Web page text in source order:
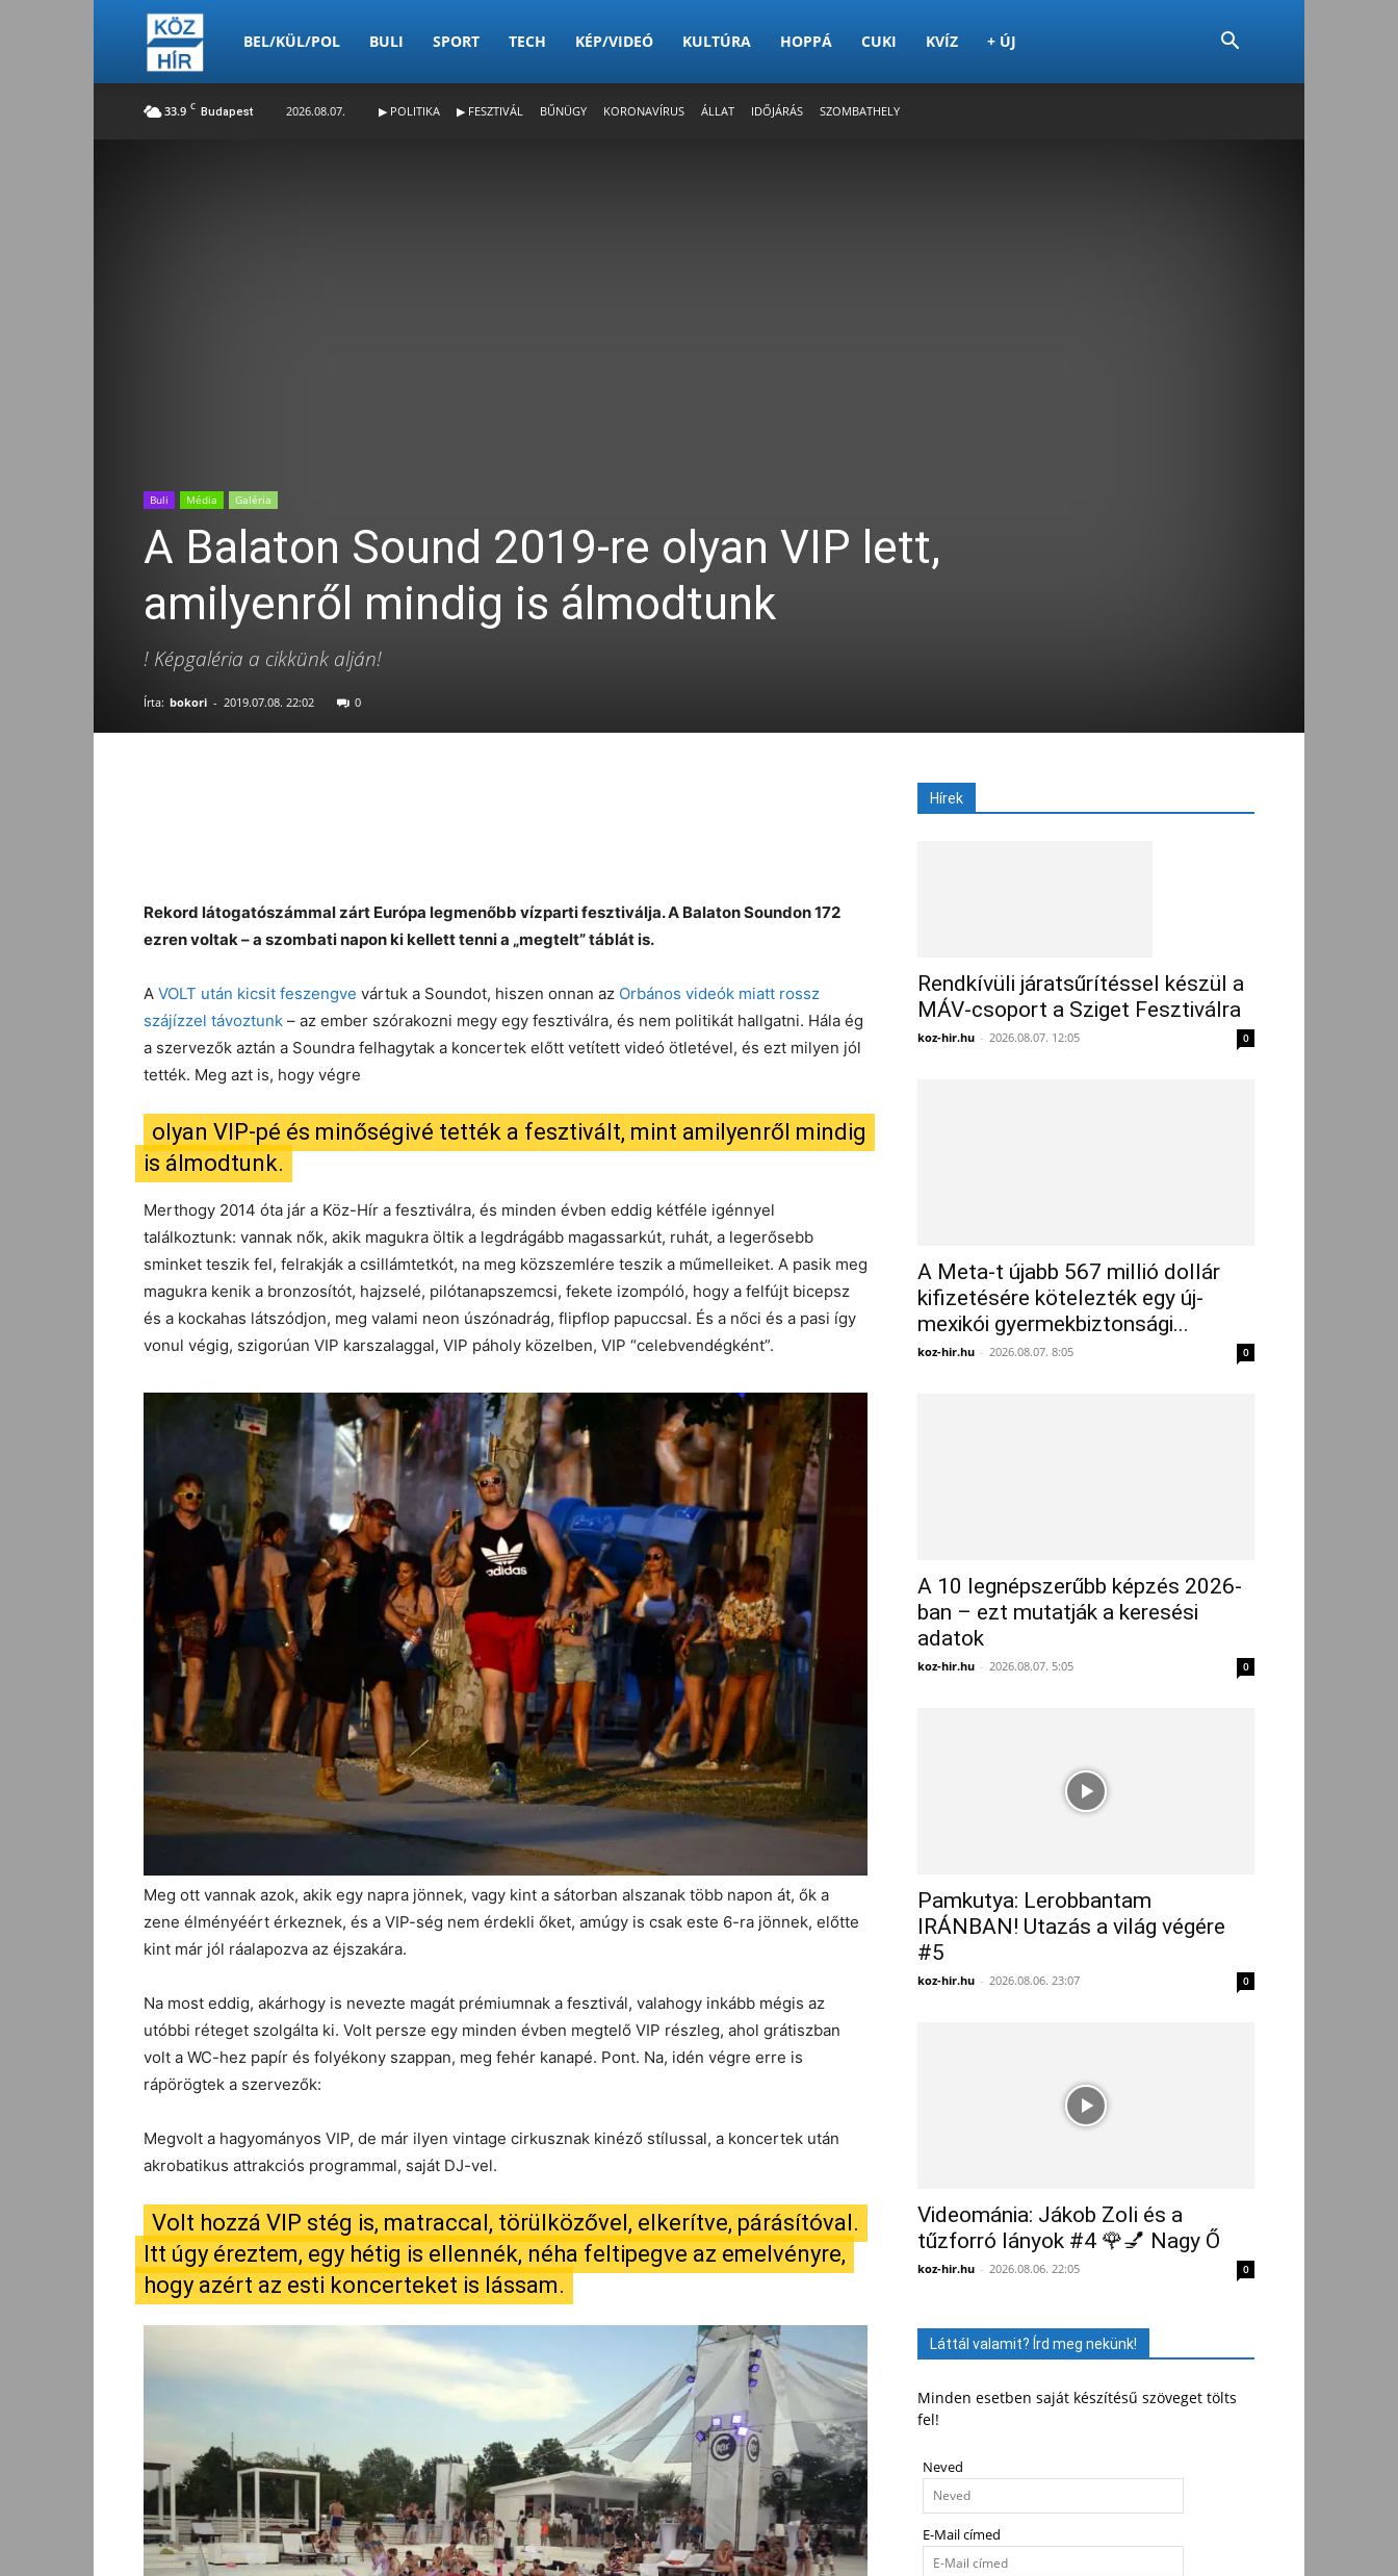
Köz-
Hír
BEL/KÜL/POL BULI SPORT TECH KÉP/VIDEÓ KULTÚRA HOPPÁ CUKI KVÍZ + ÚJ
33.9 C Budapest 2026.08.07. ▶ POLITIKA ▶ FESZTIVÁL BŰNÜGY KORONAVÍRUS ÁLLAT IDŐJÁRÁS SZOMBATHELY
Buli Média Galéria
A Balaton Sound 2019-re olyan VIP lett,
amilyenről mindig is álmodtunk
! Képgaléria a cikkünk alján!
Írta: bokori - 2019.07.08. 22:02 0
Rekord látogatószámmal zárt Európa legmenőbb vízparti fesztiválja. A Balaton Soundon 172
ezren voltak – a szombati napon ki kellett tenni a „megtelt” táblát is.
A VOLT után kicsit feszengve vártuk a Soundot, hiszen onnan az Orbános videók miatt rossz
szájízzel távoztunk – az ember szórakozni megy egy fesztiválra, és nem politikát hallgatni. Hála ég
a szervezők aztán a Soundra felhagytak a koncertek előtt vetített videó ötletével, és ezt milyen jól
tették. Meg azt is, hogy végre
olyan VIP-pé és minőségivé tették a fesztivált, mint amilyenről mindig
is álmodtunk.
Merthogy 2014 óta jár a Köz-Hír a fesztiválra, és minden évben eddig kétféle igénnyel
találkoztunk: vannak nők, akik magukra öltik a legdrágább magassarkút, ruhát, a legerősebb
sminket teszik fel, felrakják a csillámtetkót, na meg közszemlére teszik a műmelleiket. A pasik meg
magukra kenik a bronzosítót, hajzselé, pilótanapszemcsi, fekete izompóló, hogy a felfújt bicepsz
és a kockahas látszódjon, meg valami neon úszónadrág, flipflop papuccsal. És a nőci és a pasi így
vonul végig, szigorúan VIP karszalaggal, VIP páholy közelben, VIP “celebvendégként”.
Meg ott vannak azok, akik egy napra jönnek, vagy kint a sátorban alszanak több napon át, ők a
zene élményéért érkeznek, és a VIP-ség nem érdekli őket, amúgy is csak este 6-ra jönnek, előtte
kint már jól ráalapozva az éjszakára.
Na most eddig, akárhogy is nevezte magát prémiumnak a fesztivál, valahogy inkább mégis az
utóbbi réteget szolgálta ki. Volt persze egy minden évben megtelő VIP részleg, ahol grátiszban
volt a WC-hez papír és folyékony szappan, meg fehér kanapé. Pont. Na, idén végre erre is
rápörögtek a szervezők:
Megvolt a hagyományos VIP, de már ilyen vintage cirkusznak kinéző stílussal, a koncertek után
akrobatikus attrakciós programmal, saját DJ-vel.
Volt hozzá VIP stég is, matraccal, törülközővel, elkerítve, párásítóval.
Itt úgy éreztem, egy hétig is ellennék, néha feltipegve az emelvényre,
hogy azért az esti koncerteket is lássam.
Hírek
Rendkívüli járatsűrítéssel készül a
MÁV-csoport a Sziget Fesztiválra
koz-hir.hu - 2026.08.07. 12:05 0
A Meta-t újabb 567 millió dollár
kifizetésére kötelezték egy új-
mexikói gyermekbiztonsági...
koz-hir.hu - 2026.08.07. 8:05 0
A 10 legnépszerűbb képzés 2026-
ban – ezt mutatják a keresési
adatok
koz-hir.hu - 2026.08.07. 5:05 0
Pamkutya: Lerobbantam
IRÁNBAN! Utazás a világ végére
#5
koz-hir.hu - 2026.08.06. 23:07 0
Videománia: Jákob Zoli és a
tűzforró lányok #4 🌹💅 Nagy Ő
koz-hir.hu - 2026.08.06. 22:05 0
Láttál valamit? Írd meg nekünk!
Minden esetben saját készítésű szöveget tölts
fel!
Neved
E-Mail címed